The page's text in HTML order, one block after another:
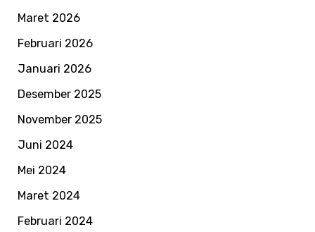
Maret 2026
Februari 2026
Januari 2026
Desember 2025
November 2025
Juni 2024
Mei 2024
Maret 2024
Februari 2024